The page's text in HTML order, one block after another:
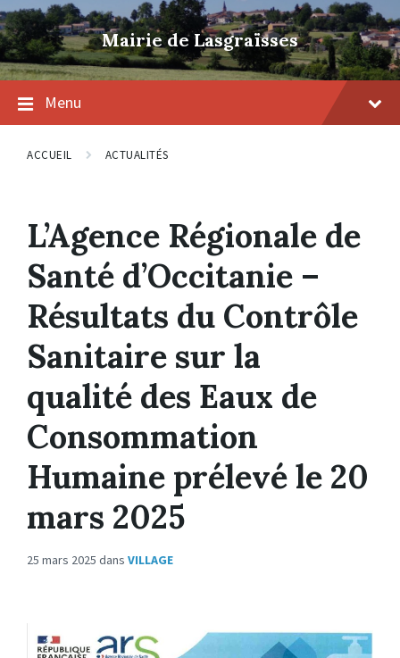
Skip
to
content
Skip
to
main
navigation
Skip
to
footer
Mairie de Lasgraïsses
Menu
ACCUEIL ACTUALITÉS
L’Agence Régionale de
Santé d’Occitanie –
Résultats du Contrôle
Sanitaire sur la
qualité des Eaux de
Consommation
Humaine prélevé le 20
mars 2025
25 mars 2025 dans VILLAGE